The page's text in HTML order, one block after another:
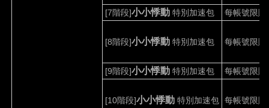
[7階段]小小悸動 特別加速包 每帳號限購
[8階段]小小悸動 特別加速包 每帳號限購
[9階段]小小悸動 特別加速包 每帳號限購
[10階段]小小悸動 特別加速包 每帳號限購